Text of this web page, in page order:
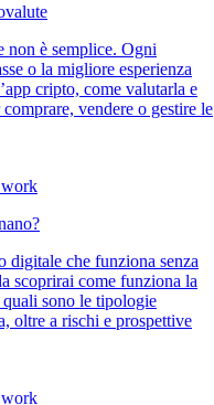
non è semplice. Ogni
o la migliore esperienza
cripto, come valutarla e
vendere o gestire le
digitale che funziona senza
scoprirai come funziona la
sono le tipologie
oltre a rischi e prospettive